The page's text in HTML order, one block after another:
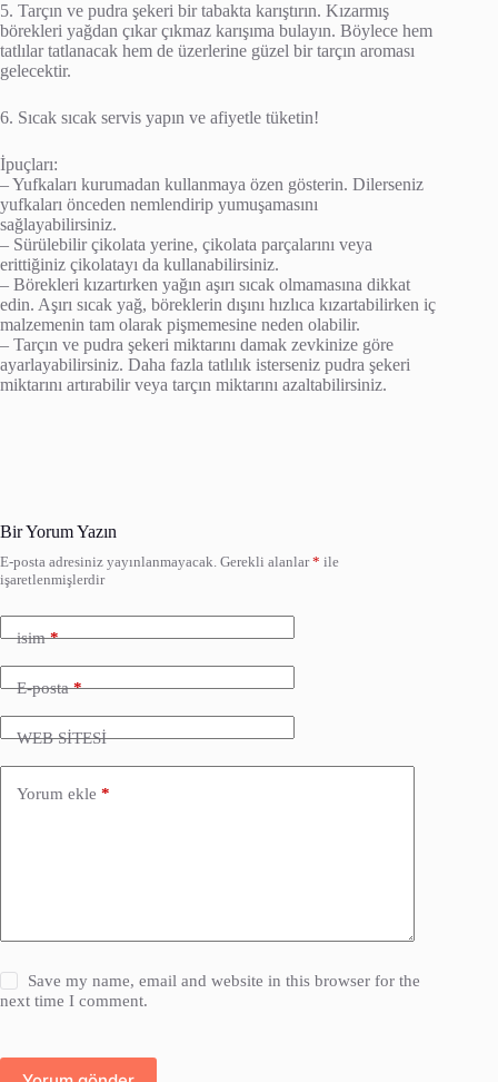
5. Tarçın ve pudra şekeri bir tabakta karıştırın. Kızarmış
börekleri yağdan çıkar çıkmaz karışıma bulayın. Böylece hem
tatlılar tatlanacak hem de üzerlerine güzel bir tarçın aroması
gelecektir.
6. Sıcak sıcak servis yapın ve afiyetle tüketin!
İpuçları:
– Yufkaları kurumadan kullanmaya özen gösterin. Dilerseniz
yufkaları önceden nemlendirip yumuşamasını
sağlayabilirsiniz.
– Sürülebilir çikolata yerine, çikolata parçalarını veya
erittiğiniz çikolatayı da kullanabilirsiniz.
– Börekleri kızartırken yağın aşırı sıcak olmamasına dikkat
edin. Aşırı sıcak yağ, böreklerin dışını hızlıca kızartabilirken iç
malzemenin tam olarak pişmemesine neden olabilir.
– Tarçın ve pudra şekeri miktarını damak zevkinize göre
ayarlayabilirsiniz. Daha fazla tatlılık isterseniz pudra şekeri
miktarını artırabilir veya tarçın miktarını azaltabilirsiniz.
Bir Yorum Yazın
E-posta adresiniz yayınlanmayacak. Gerekli alanlar* ile
işaretlenmişlerdir
isim*
E-posta*
WEB SİTESİ
Yorum ekle *
Save my name, email and website in this browser for the
next time I comment.